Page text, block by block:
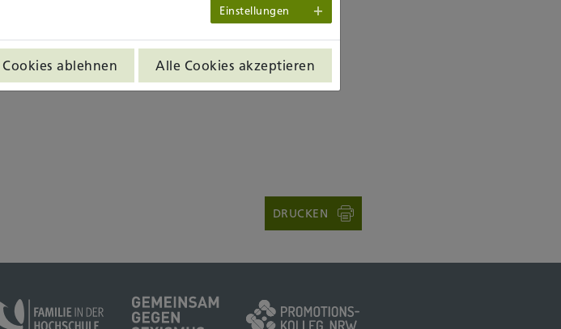
DRUCKEN
Einstellungen
ablehnen Alle Cookies akzeptieren